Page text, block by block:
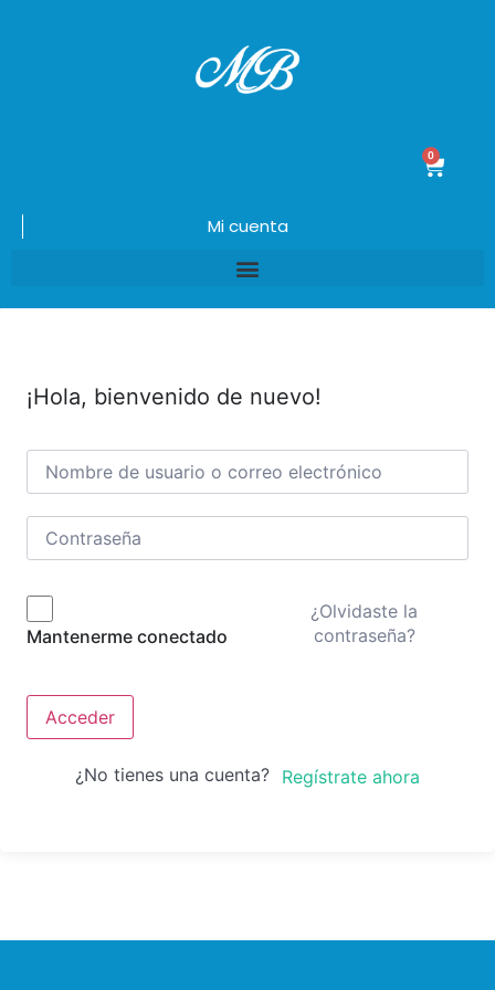
0
Mi cuenta
¡Hola, bienvenido de nuevo!
Mantenerme conectado
¿Olvidaste la
contraseña?
Acceder
¿No tienes una cuenta? Regístrate ahora